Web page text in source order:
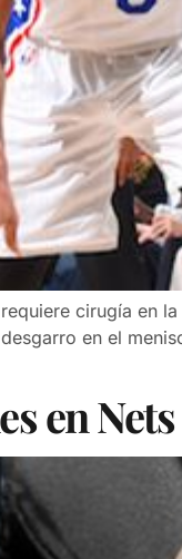
cirugía en
en el
en Nets